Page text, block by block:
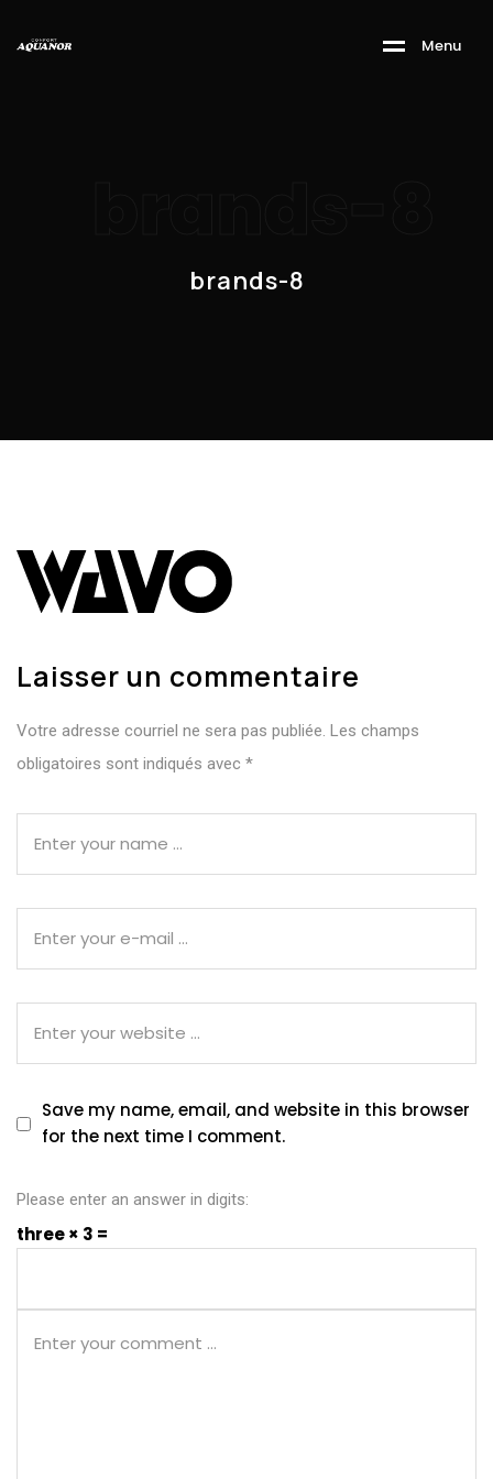
Menu
brands-8
Laisser un commentaire
Votre adresse courriel ne sera pas publiée. Les champs
obligatoires sont indiqués avec *
Save my name, email, and website in this browser
for the next time I comment.
Please enter an answer in digits:
three × 3 =